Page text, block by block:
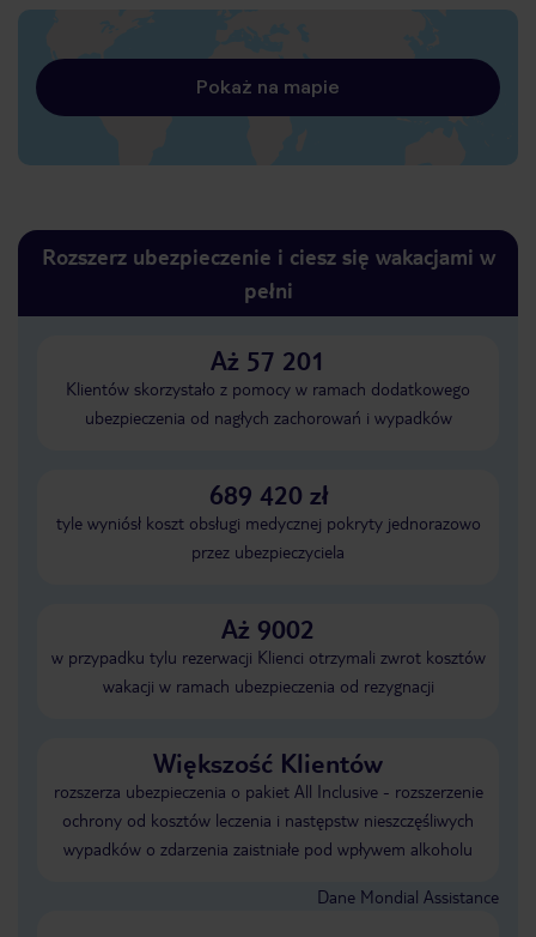
Pokaż na mapie
Rozszerz ubezpieczenie i ciesz się wakacjami w
pełni
Aż 57 201
Klientów skorzystało z pomocy w ramach dodatkowego
ubezpieczenia od nagłych zachorowań i wypadków
689 420 zł
tyle wyniósł koszt obsługi medycznej pokryty jednorazowo
przez ubezpieczyciela
Aż 9002
w przypadku tylu rezerwacji Klienci otrzymali zwrot kosztów
wakacji w ramach ubezpieczenia od rezygnacji
Większość Klientów
rozszerza ubezpieczenia o pakiet All Inclusive - rozszerzenie
ochrony od kosztów leczenia i następstw nieszczęśliwych
wypadków o zdarzenia zaistniałe pod wpływem alkoholu
Dane Mondial Assistance